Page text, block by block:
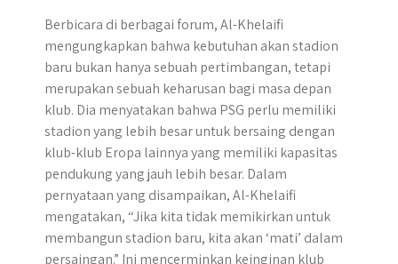
Berbicara di berbagai forum, Al-Khelaifi
mengungkapkan bahwa kebutuhan akan stadion
baru bukan hanya sebuah pertimbangan, tetapi
merupakan sebuah keharusan bagi masa depan
klub. Dia menyatakan bahwa PSG perlu memiliki
stadion yang lebih besar untuk bersaing dengan
klub-klub Eropa lainnya yang memiliki kapasitas
pendukung yang jauh lebih besar. Dalam
pernyataan yang disampaikan, Al-Khelaifi
mengatakan, “Jika kita tidak memikirkan untuk
membangun stadion baru, kita akan ‘mati’ dalam
persaingan.” Ini mencerminkan keinginan klub